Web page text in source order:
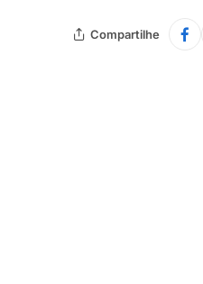
Compartilhe